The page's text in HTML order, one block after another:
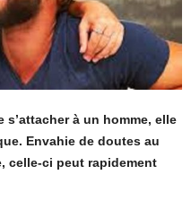
s’attacher à un homme, elle
Envahie de doutes au
celle-ci peut rapidement